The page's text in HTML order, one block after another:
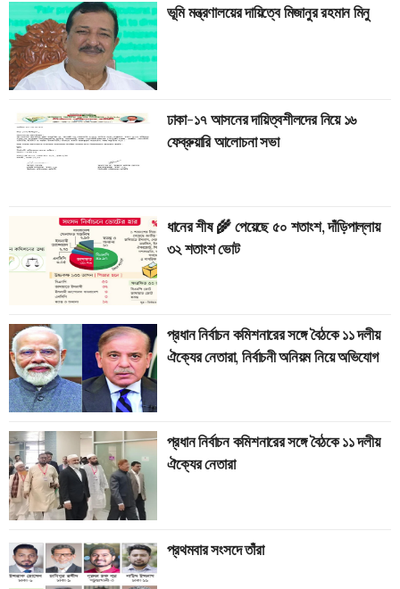
ভূমি মন্ত্রণালয়ের দায়িত্বে মিজানুর রহমান মিনু
ঢাকা-১৭ আসনের দায়িত্বশীলদের নিয়ে ১৬
ফেব্রুয়ারি আলোচনা সভা
ধানের শীষ 🌾 পেয়েছে ৫০ শতাংশ, দাঁড়িপাল্লায়
৩২ শতাংশ ভোট
প্রধান নির্বাচন কমিশনারের সঙ্গে বৈঠকে ১১ দলীয়
ঐক্যের নেতারা, নির্বাচনী অনিয়ম নিয়ে অভিযোগ
প্রধান নির্বাচন কমিশনারের সঙ্গে বৈঠকে ১১ দলীয়
ঐক্যের নেতারা
প্রথমবার সংসদে তাঁরা